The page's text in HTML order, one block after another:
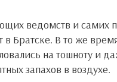
Братске. В то же
на тошноту и
запахов в воздухе.